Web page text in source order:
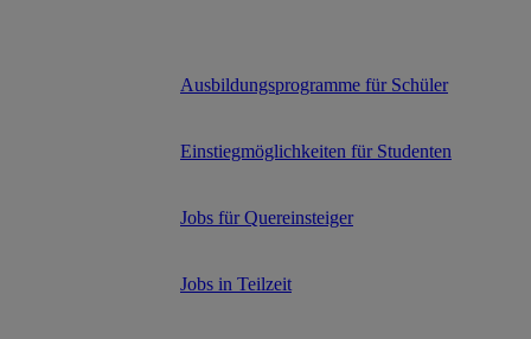
Ausbildungsprogramme für Schüler
Einstiegmöglichkeiten für Studenten
Jobs für Quereinsteiger
Jobs in Teilzeit